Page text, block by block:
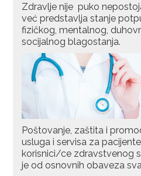
Zdravlje nije puko
već predstavlja stanje
fizičkog, mentalnog,
socijalnog blagostanja.
Poštovanje, zaštita i
usluga i servisa za
korisnici/ce zdravstvenog
je od osnovnih obaveza